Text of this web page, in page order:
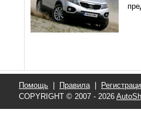
Помощь Правила|
COPYRIGHT © 2007 - 2026